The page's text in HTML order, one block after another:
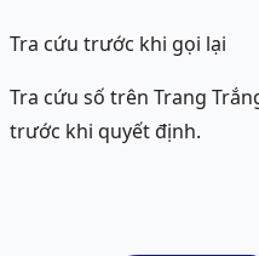
Tra cứu trước khi gọi lại
Tra cứu số trên Trang
trước khi quyết định.